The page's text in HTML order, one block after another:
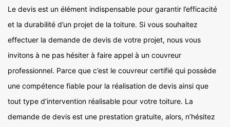
Le devis est un élément indispensable pour garantir l’efficacité
et la durabilité d’un projet de la toiture. Si vous souhaitez
effectuer la demande de devis de votre projet, nous vous
invitons à ne pas hésiter à faire appel à un couvreur
professionnel. Parce que c’est le couvreur certifié qui possède
une compétence fiable pour la réalisation de devis ainsi que
tout type d’intervention réalisable pour votre toiture. La
demande de devis est une prestation gratuite, alors, n’hésitez